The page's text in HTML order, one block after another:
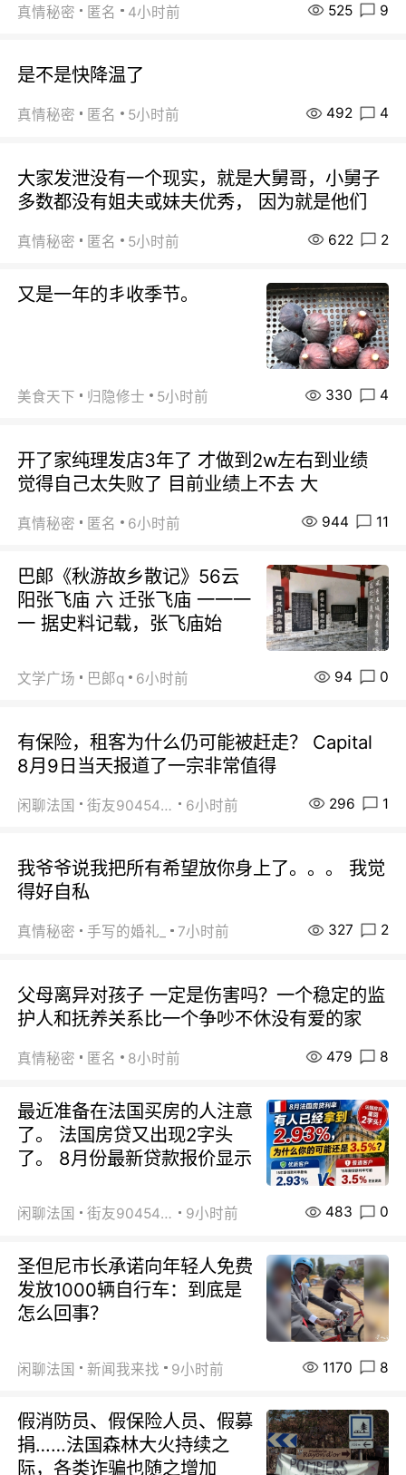
真情秘密 匿名 4小时前 525 9
是不是快降温了
真情秘密 匿名 5小时前 492 4
大家发泄没有一个现实，就是大舅哥，小舅子
多数都没有姐夫或妹夫优秀， 因为就是他们
真情秘密 匿名 5小时前 622 2
又是一年的丯收季节。
美食天下 归隐修士 5小时前 330 4
开了家纯理发店3年了 才做到2w左右到业绩
觉得自己太失败了 目前业绩上不去 大
真情秘密 匿名 6小时前 944 11
巴郞《秋游故乡散记》56云
阳张飞庙 六 迁张飞庙 一一一
一 据史料记载，张飞庙始
文学广场 巴郞q 6小时前 94 0
有保险，租客为什么仍可能被赶走？ Capital
8月9日当天报道了一宗非常值得
闲聊法国 街友90454511 6小时前 296 1
我爷爷说我把所有希望放你身上了。。。 我觉
得好自私
真情秘密 手写的婚礼_ 7小时前 327 2
父母离异对孩子 一定是伤害吗？一个稳定的监
护人和抚养关系比一个争吵不休没有爱的家
真情秘密 匿名 8小时前 479 8
最近准备在法国买房的人注意
了。 法国房贷又出现2字头
了。 8月份最新贷款报价显示
闲聊法国 街友90454511 9小时前 483 0
圣但尼市长承诺向年轻人免费
发放1000辆自行车：到底是
怎么回事？
闲聊法国 新闻我来找 9小时前 1170 8
假消防员、假保险人员、假募
捐……法国森林大火持续之
际，各类诈骗也随之增加